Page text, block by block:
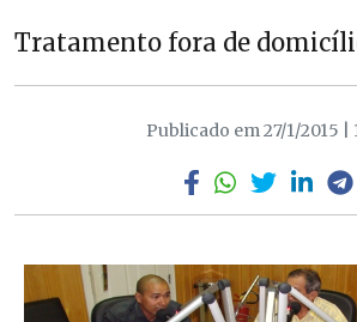
Tratamento fora de
Publicado em 27/1/2015 |